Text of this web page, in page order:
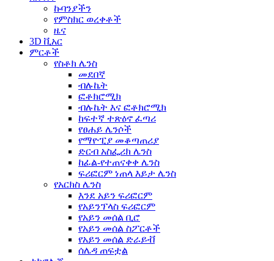
ኩባንያችን
የምስክር ወረቀቶች
ዜና
3D ቪአር
ምርቶች
የስቶክ ሌንስ
መደበኛ
ብሉኬት
ፎቶክሮሚክ
ብሉኬት እና ፎቶክሮሚክ
ከፍተኛ ተጽዕኖ ፈጣሪ
የፀሐይ ሌንሶች
የማዮፒያ መቆጣጠሪያ
ድርብ አስፌሪክ ሌንስ
ከፊል-የተጠናቀቀ ሌንስ
ፍሪፎርም ነጠላ እይታ ሌንስ
የአርክስ ሌንስ
እንደ አይን ፍሪፎርም
የአይንፕላስ ፍሪፎርም
የአይን መሰል ቢሮ
የአይን መሰል ስፖርቶች
የአይን መሰል ድራይቭ
ሰሌዳ ጠፍቷል